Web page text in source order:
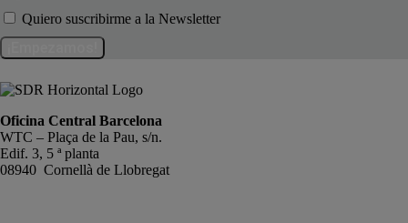
Quiero suscribirme a la Newsletter
Oficina Central Barcelona
WTC – Plaça de la Pau, s/n.
Edif. 3, 5 ª planta
08940 Cornellà de Llobregat